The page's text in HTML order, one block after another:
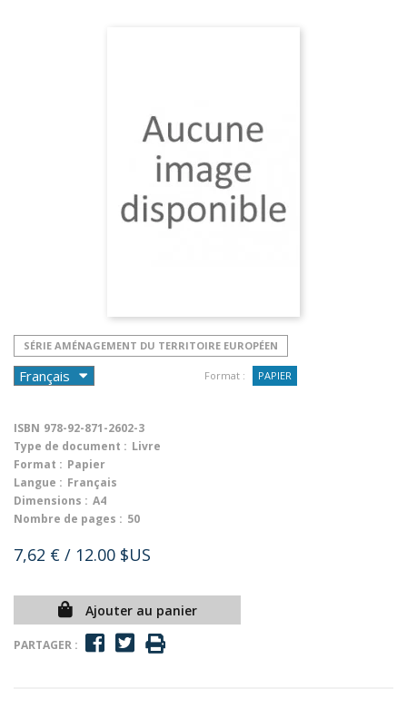
SÉRIE AMÉNAGEMENT DU TERRITOIRE EUROPÉEN
Format : PAPIER
ISBN 978-92-871-2602-3
Type de document : Livre
Format : Papier
Langue : Français
Dimensions : A4
Nombre de pages : 50
7,62 € / 12.00 $US
Ajouter au panier
PARTAGER :